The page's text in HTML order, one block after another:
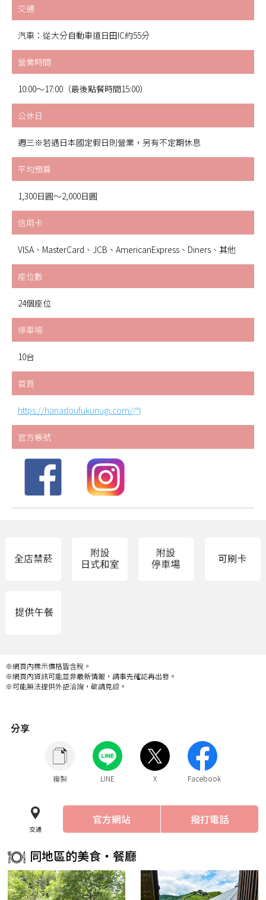
交通
汽車：從大分自動車道日田IC約55分
營業時間
10:00～17:00（最後點餐時間15:00）
公休日
週三※若遇日本國定假日則營業，另有不定期休息
平均預算
1,300日圓～2,000日圓
信用卡
VISA、MasterCard、JCB、AmericanExpress、Diners、其他
座位數
24個座位
停車場
10台
首頁
https://hanadoufukunugi.com/
官方帳號
※網頁內標示價格皆含稅。
※網頁內資訊可能並非最新情報，請事先確認再出發。
※可能無法提供外語洽詢，敬請見諒。
分享
複製 LINE X Facebook
交通
官方網站 撥打電話
同地區的美食・餐廳